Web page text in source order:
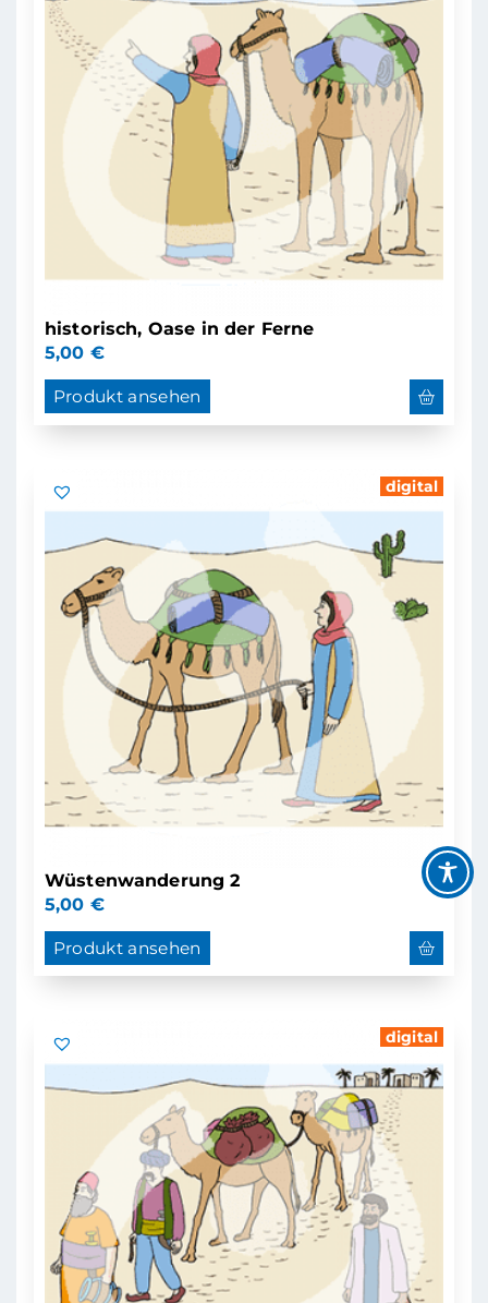
historisch, Oase in der Ferne
5,00 €
Produkt ansehen
digital
Wüstenwanderung 2
5,00 €
Produkt ansehen
digital